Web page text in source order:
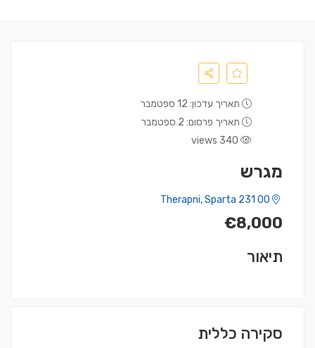
תאריך עדכון: 12 ספטמבר
תאריך פרסום: 2 ספטמבר
340 views
מגרש
€8,000
תיאור
סקירה כללית